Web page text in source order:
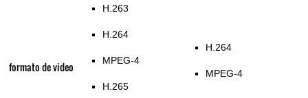
formato de video
H.263
H.264
MPEG-4
H.265
H.264
MPEG-4